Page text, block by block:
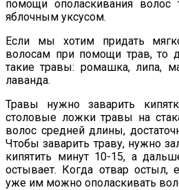
помощи ополаскивания
яблочным уксусом.
Если мы хотим придать
волосам при помощи трав, то
такие травы: ромашка, липа,
лаванда.
Травы нужно заварить
столовые ложки травы на
волос средней длины,
Чтобы заварить траву, нужно
кипятить минут 10-15, а
остывает. Когда отвар остыл,
уже им можно ополаскивать